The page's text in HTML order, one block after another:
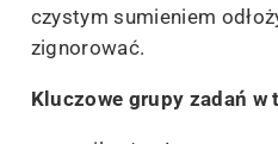
czystym sumieniem
zignorować.
Kluczowe grupy zadań w